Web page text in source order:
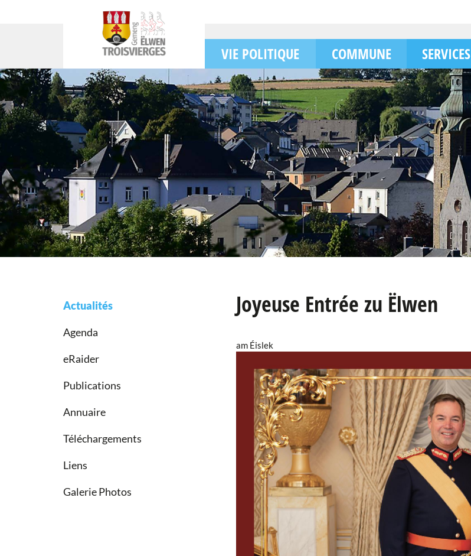
VIE POLITIQUE COMMUNE SERVICES
Actualités
Agenda
eRaider
Publications
Annuaire
Téléchargements
Liens
Galerie Photos
Joyeuse Entrée zu Ëlwen
am Éislek